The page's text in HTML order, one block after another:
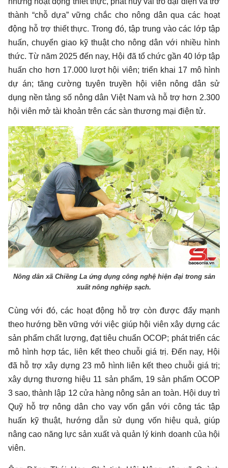
thành “chỗ dựa” vững chắc cho nông dân qua các hoạt
động hỗ trợ thiết thực. Trong đó, tập trung vào các lớp tập
huấn, chuyển giao kỹ thuật cho nông dân với nhiều hình
thức. Từ năm 2025 đến nay, Hội đã tổ chức gần 40 lớp tập
huấn cho hơn 17.000 lượt hội viên; triển khai 17 mô hình
dự án; tăng cường tuyên truyền hội viên nông dân sử
dụng nền tảng số nông dân Việt Nam và hỗ trợ hơn 2.300
hội viên mở tài khoản trên các sàn thương mại điện tử.
Nông dân xã Chiềng La ứng dụng công nghệ hiện đại trong sản
xuất nông nghiệp sạch.
Cùng với đó, các hoạt động hỗ trợ còn được đẩy mạnh
theo hướng bền vững với việc giúp hội viên xây dựng các
sản phẩm chất lượng, đạt tiêu chuẩn OCOP; phát triển các
mô hình hợp tác, liên kết theo chuỗi giá trị. Đến nay, Hội
đã hỗ trợ xây dựng 23 mô hình liên kết theo chuỗi giá trị;
xây dựng thương hiệu 11 sản phẩm, 19 sản phẩm OCOP
3 sao, thành lập 12 cửa hàng nông sản an toàn. Hội duy trì
Quỹ hỗ trợ nông dân cho vay vốn gắn với công tác tập
huấn kỹ thuật, hướng dẫn sử dụng vốn hiệu quả, giúp
nâng cao năng lực sản xuất và quản lý kinh doanh của hội
viên.